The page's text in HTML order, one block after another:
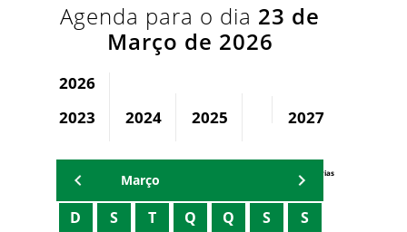
Agenda para o dia 23 de
Março de 2026
2026
2023
2024 2025 2027
Agenda Secretárias
Março
D S T Q Q S S